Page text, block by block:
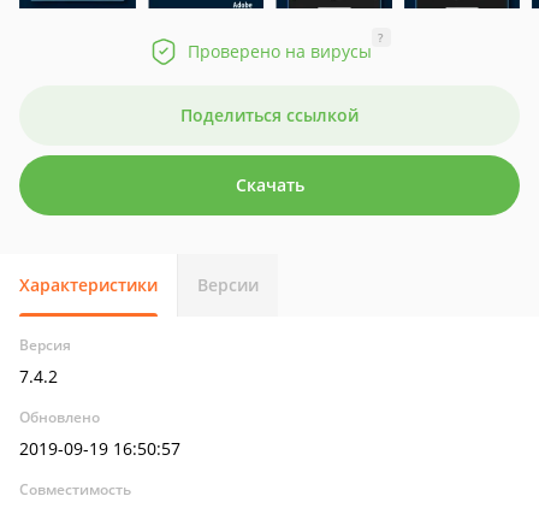
Проверено на вирусы
?
Поделиться ссылкой
Скачать
Характеристики Версии
Версия
7.4.2
Обновлено
2019-09-19 16:50:57
Совместимость